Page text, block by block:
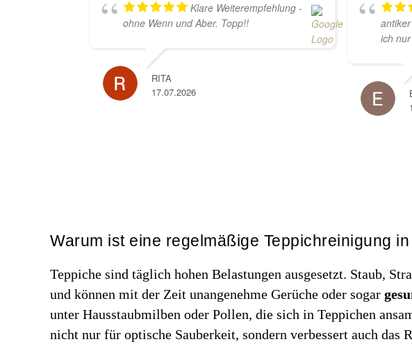
Klare Weiterempfehlung -
ohne Wenn und Aber. Topp!!
RITA
17.07.2026
ich
Warum ist eine regelmäßige Teppichreinigung
Teppiche sind täglich hohen Belastungen ausgesetzt. Staub,
und können mit der Zeit unangenehme Gerüche oder sogar
unter Hausstaubmilben oder Pollen, die sich in Teppichen
nicht nur für optische Sauberkeit, sondern verbessert auch das